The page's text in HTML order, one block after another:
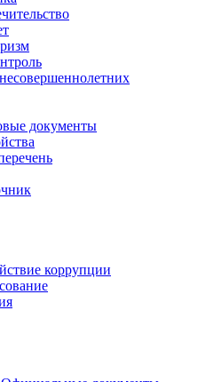
документы
коррупции